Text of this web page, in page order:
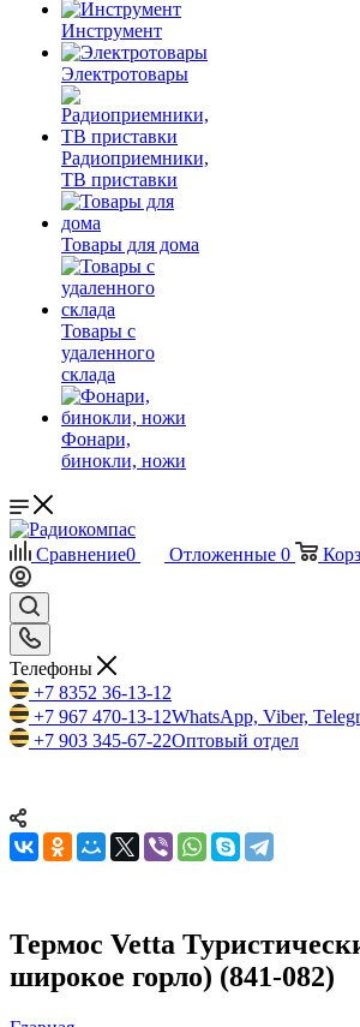
Инструмент
Электротовары
Радиоприемники,
ТВ приставки
Товары для дома
Товары с
удаленного
склада
Фонари,
бинокли, ножи
Сравнение0 Отложенные 0
Телефоны
+7 8352 36-13-12
+7 967 470-13-12WhatsApp, Viber,
+7 903 345-67-22Оптовый отдел
Термос Vetta
широкое горло) (841-082)